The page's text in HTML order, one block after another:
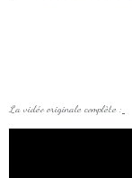
La vidéo originale complète :